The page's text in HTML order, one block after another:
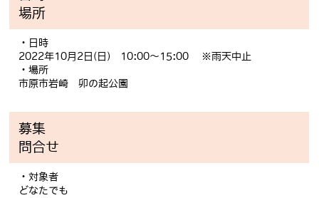
場所
・日時
2022年10月2日(日) 10:00～15:00 ※雨天中止
・場所
市原市岩崎 卯の起公園
募集
問合せ
・対象者
どなたでも